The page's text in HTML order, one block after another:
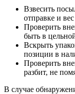
Взвесить
отправке и
Проверить
быть в
Вскрыть
позиции в
Проверить
разбит, не
В случае